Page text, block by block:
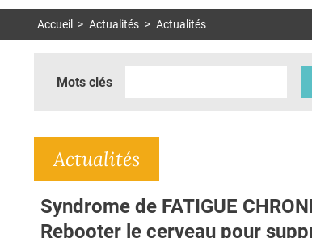
Accueil > Actualités > Actualités
Mots clés
Actualités
Syndrome de FATIGUE
Rebooter le cerveau pour